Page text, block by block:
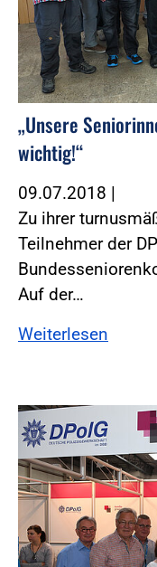
„Unsere
wichtig!“
09.07.2018 |
Zu ihrer
Teilnehmer der
Auf der…
Weiterlesen